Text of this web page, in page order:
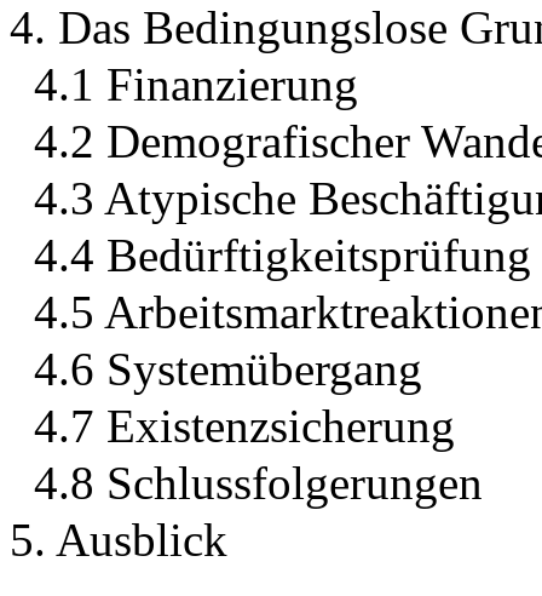
4. Das Bedingungslose
4.1 Finanzierung
4.2 Demografischer
4.3 Atypische
4.4 Bedürftigkeitsprüfung
4.5
4.6 Systemübergang
4.7 Existenzsicherung
4.8 Schlussfolgerungen
5. Ausblick